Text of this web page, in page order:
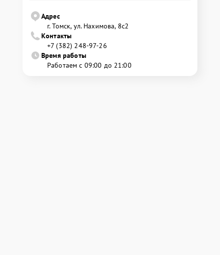
Адрес
г. Томск, ул. Нахимова, 8с2
Контакты
+7 (382) 248-97-26
Время работы
Работаем с 09:00 до 21:00